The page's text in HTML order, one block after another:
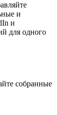
и
и
для одного
собранные